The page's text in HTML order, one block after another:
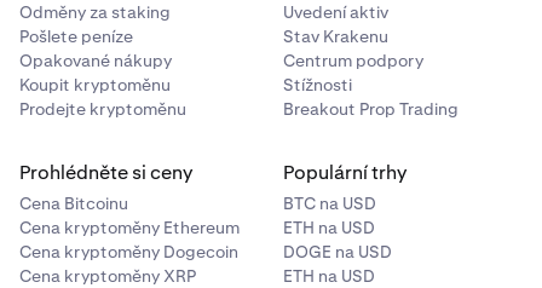
Odměny za staking
Pošlete peníze
Opakované nákupy
Koupit kryptoměnu
Prodejte kryptoměnu
Uvedení aktiv
Stav Krakenu
Centrum podpory
Stížnosti
Breakout Prop Trading
Prohlédněte si ceny
Cena Bitcoinu
Cena kryptoměny Ethereum
Cena kryptoměny Dogecoin
Cena kryptoměny XRP
Populární trhy
BTC na USD
ETH na USD
DOGE na USD
ETH na USD